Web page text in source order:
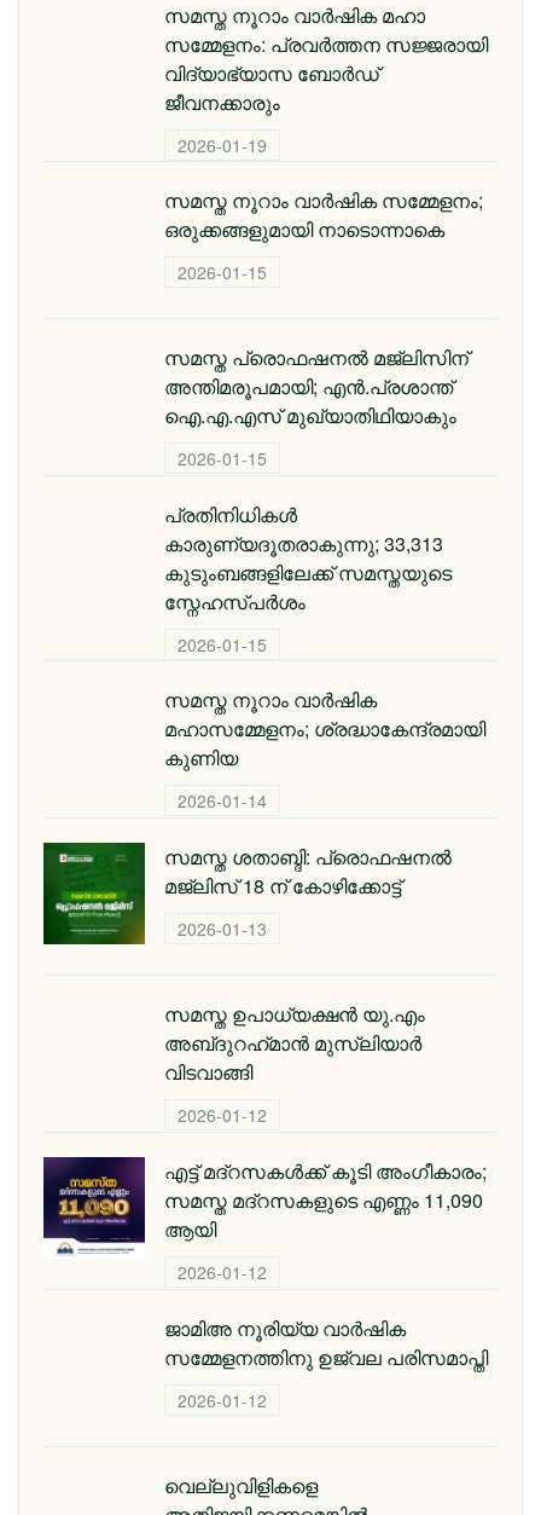
സമസ്ത നൂറാം വാർഷിക മഹാ
സമ്മേളനം: പ്രവർത്തന സജ്ജരായി
വിദ്യാഭ്യാസ ബോർഡ്
ജീവനക്കാരും
2026-01-19
സമസ്ത നൂറാം വാർഷിക സമ്മേളനം;
ഒരുക്കങ്ങളുമായി നാടൊന്നാകെ
2026-01-15
സമസ്ത പ്രൊഫഷനൽ മജ്‌ലിസിന്
അന്തിമരൂപമായി; എൻ.പ്രശാന്ത്
ഐ.എ.എസ് മുഖ്യാതിഥിയാകും
2026-01-15
പ്രതിനിധികൾ
കാരുണ്യദൂതരാകുന്നു; 33,313
കുടുംബങ്ങളിലേക്ക് സമസ്തയുടെ
സ്നേഹസ്പർശം
2026-01-15
സമസ്ത നൂറാം വാർഷിക
മഹാസമ്മേളനം; ശ്രദ്ധാകേന്ദ്രമായി
കുണിയ
2026-01-14
സമസ്ത ശതാബ്ദി: പ്രൊഫഷനൽ
മജ്‌ലിസ് 18 ന് കോഴിക്കോട്ട്
2026-01-13
സമസ്ത ഉപാധ്യക്ഷൻ യു.എം
അബ്‌ദുറഹ്‌മാൻ മുസ്‌ലിയാർ
വിടവാങ്ങി
2026-01-12
എട്ട് മദ്റസകള്‍ക്ക് കൂടി അംഗീകാരം;
സമസ്ത മദ്റസകളുടെ എണ്ണം 11,090
ആയി
2026-01-12
ജാമിഅ നൂരിയ്യ വാര്‍ഷിക
സമ്മേളനത്തിനു ഉജ്വല പരിസമാപ്തി
2026-01-12
വെല്ലുവിളികളെ